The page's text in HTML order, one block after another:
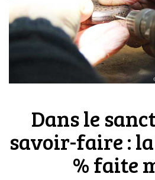
Dans le
savoir-faire : la
% faite